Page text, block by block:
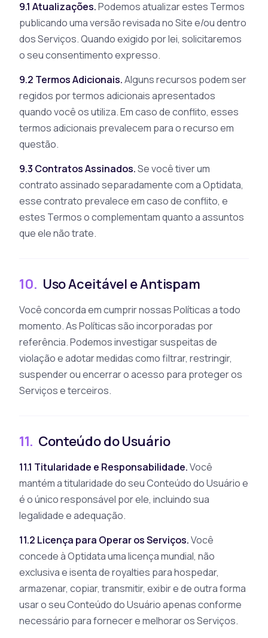
9.1 Atualizações.Podemos atualizar estes Termos
publicando uma versão revisada no Site e/ou dentro
dos Serviços. Quando exigido por lei, solicitaremos
o seu consentimento expresso.
9.2 Termos Adicionais.Alguns recursos podem ser
regidos por termos adicionais apresentados
quando você os utiliza. Em caso de conflito, esses
termos adicionais prevalecem para o recurso em
questão.
9.3 Contratos Assinados.Se você tiver um
contrato assinado separadamente com a Optidata,
esse contrato prevalece em caso de conflito, e
estes Termos o complementam quanto a assuntos
que ele não trate.
10. Uso Aceitável e Antispam
Você concorda em cumprir nossas Políticas a todo
momento. As Políticas são incorporadas por
referência. Podemos investigar suspeitas de
violação e adotar medidas como filtrar, restringir,
suspender ou encerrar o acesso para proteger os
Serviços e terceiros.
11. Conteúdo do Usuário
11.1 Titularidade e Responsabilidade.Você
mantém a titularidade do seu Conteúdo do Usuário e
é o único responsável por ele, incluindo sua
legalidade e adequação.
11.2 Licença para Operar os Serviços.Você
concede à Optidata uma licença mundial, não
exclusiva e isenta de royalties para hospedar,
armazenar, copiar, transmitir, exibir e de outra forma
usar o seu Conteúdo do Usuário apenas conforme
necessário para fornecer e melhorar os Serviços.